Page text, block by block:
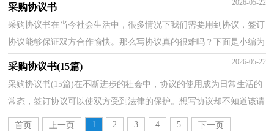
采购协议书 2026-05-22
采购协议书在当今社会生活中，很多情况下我们需要用到协议，签订
协议能够保证双方合作愉快。那么写协议真的很难吗？下面是小编为
大家收集的采购协议书，欢迎大家分享。采购协议书1...
采购协议书(15篇) 2026-05-22
采购协议书(15篇)在不断进步的社会中，协议的使用成为日常生活的
常态，签订协议可以使双方受到法律的保护。想写协议却不知道该请
教谁？以下是小编为大家整理的采购协议书，欢迎大家...
首页 上一页 1 2 3 4 5
下一页